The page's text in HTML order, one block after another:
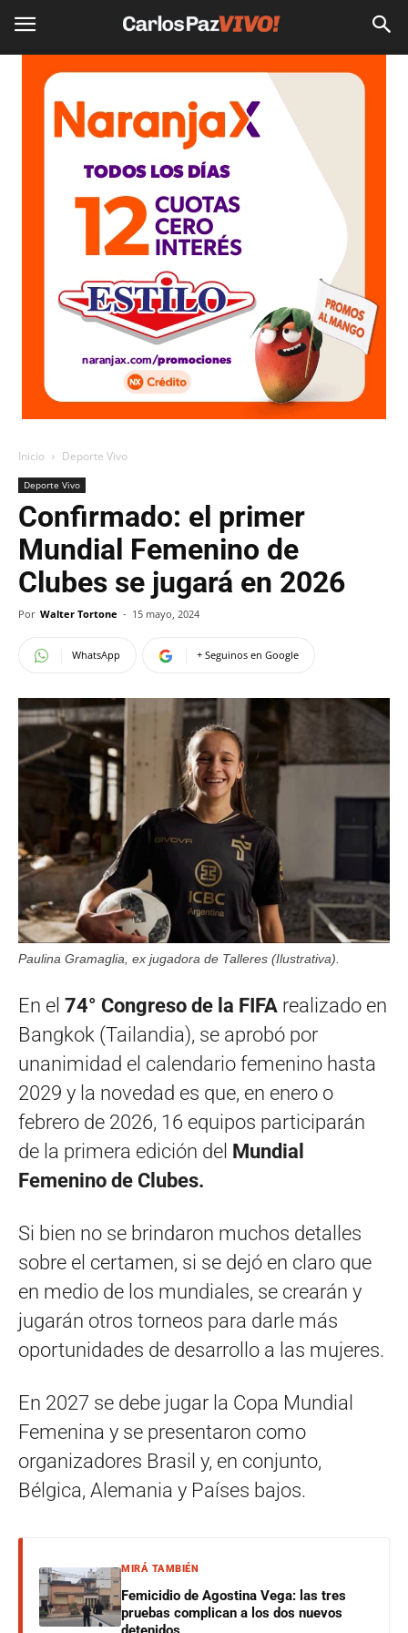
Inicio Deporte Vivo
Deporte Vivo
Confirmado: el primer
Mundial Femenino de
Clubes se jugará en 2026
Por Walter Tortone - 15 mayo, 2024
WhatsApp + Seguinos en Google
Paulina Gramaglia, ex jugadora de Talleres (Ilustrativa).
En el 74° Congreso de la FIFA realizado en
Bangkok (Tailandia), se aprobó por
unanimidad el calendario femenino hasta
2029 y la novedad es que, en enero o
febrero de 2026, 16 equipos participarán
de la primera edición del Mundial
Femenino de Clubes.
Si bien no se brindaron muchos detalles
sobre el certamen, si se dejó en claro que
en medio de los mundiales, se crearán y
jugarán otros torneos para darle más
oportunidades de desarrollo a las mujeres.
En 2027 se debe jugar la Copa Mundial
Femenina y se presentaron como
organizadores Brasil y, en conjunto,
Bélgica, Alemania y Países bajos.
MIRÁ TAMBIÉN
Femicidio de Agostina Vega: las tres
pruebas complican a los dos nuevos